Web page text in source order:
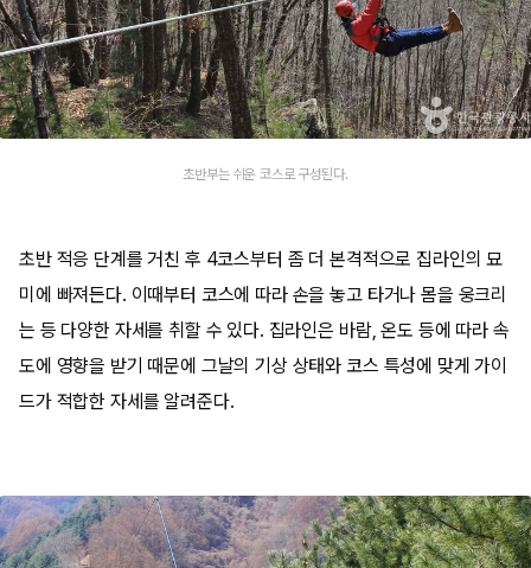
초반부는 쉬운 코스로 구성된다.
초반 적응 단계를 거친 후 4코스부터 좀 더 본격적으로 집라인의 묘
미에 빠져든다. 이때부터 코스에 따라 손을 놓고 타거나 몸을 웅크리
는 등 다양한 자세를 취할 수 있다. 집라인은 바람, 온도 등에 따라 속
도에 영향을 받기 때문에 그날의 기상 상태와 코스 특성에 맞게 가이
드가 적합한 자세를 알려준다.